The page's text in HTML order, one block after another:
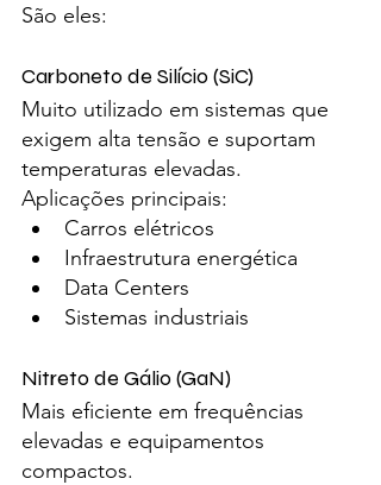
São eles:
Carboneto de Silício (SiC)
Muito utilizado em sistemas que
exigem alta tensão e suportam
temperaturas elevadas.
Aplicações principais:
Carros elétricos
Infraestrutura energética
Data Centers
Sistemas industriais
Nitreto de Gálio (GaN)
Mais eficiente em frequências
elevadas e equipamentos
compactos.